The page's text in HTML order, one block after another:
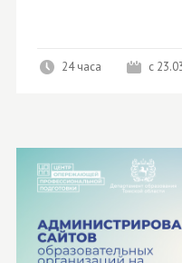
24 часа с